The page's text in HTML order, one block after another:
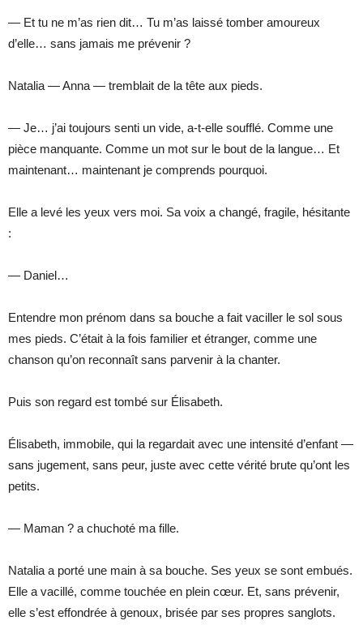
— Et tu ne m’as rien dit… Tu m’as laissé tomber amoureux
d’elle… sans jamais me prévenir ?
Natalia — Anna — tremblait de la tête aux pieds.
— Je… j’ai toujours senti un vide, a-t-elle soufflé. Comme une
pièce manquante. Comme un mot sur le bout de la langue… Et
maintenant… maintenant je comprends pourquoi.
Elle a levé les yeux vers moi. Sa voix a changé, fragile, hésitante
:
— Daniel…
Entendre mon prénom dans sa bouche a fait vaciller le sol sous
mes pieds. C’était à la fois familier et étranger, comme une
chanson qu’on reconnaît sans parvenir à la chanter.
Puis son regard est tombé sur Élisabeth.
Élisabeth, immobile, qui la regardait avec une intensité d’enfant —
sans jugement, sans peur, juste avec cette vérité brute qu’ont les
petits.
— Maman ? a chuchoté ma fille.
Natalia a porté une main à sa bouche. Ses yeux se sont embués.
Elle a vacillé, comme touchée en plein cœur. Et, sans prévenir,
elle s’est effondrée à genoux, brisée par ses propres sanglots.